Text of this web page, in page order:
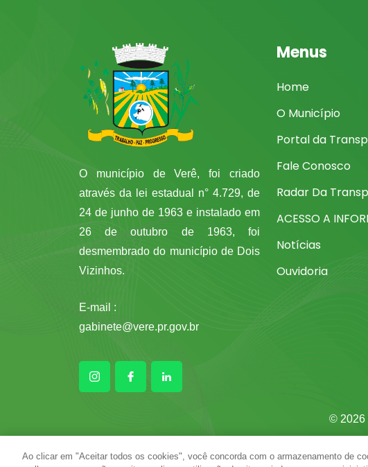
O município de Verê, foi criado
através da lei estadual n° 4.729, de
24 de junho de 1963 e instalado em
26 de outubro de 1963, foi
desmembrado do município de Dois
Vizinhos.
E-mail :
gabinete@vere.pr.gov.br
Menus
Home
O Município
Portal da
Fale Conosco
Radar Da
ACESSO A
Notícias
Ouvidoria
© 2026
Ao clicar em "Aceitar todos os cookies", você concorda com o armazenamento de